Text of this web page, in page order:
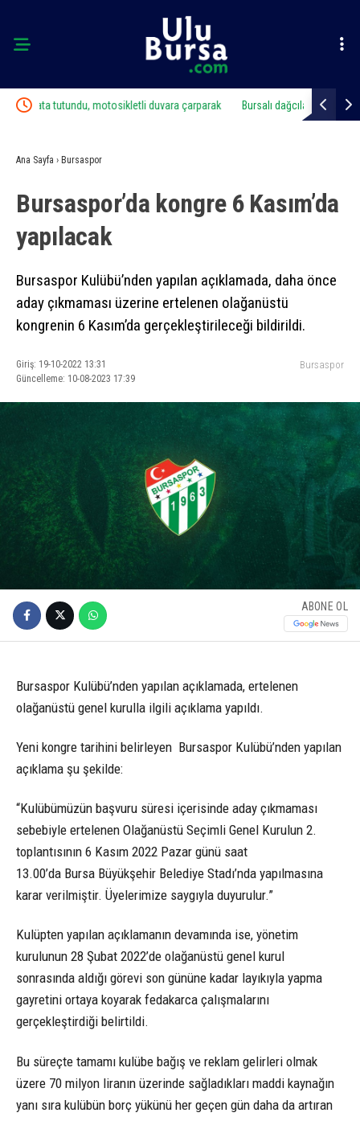
Bursalı dağcılardan Ağrı Dağı zirvesinde Bursaspor mesajı Başkan
Ana Sayfa › Bursaspor
Bursaspor’da kongre 6 Kasım’da
yapılacak
Bursaspor Kulübü’nden yapılan açıklamada, daha önce
aday çıkmaması üzerine ertelenen olağanüstü
kongrenin 6 Kasım’da gerçekleştirileceği bildirildi.
Giriş: 19-10-2022 13:31
Güncelleme: 10-08-2023 17:39
Bursaspor
ABONE OL
Bursaspor Kulübü’nden yapılan açıklamada, ertelenen
olağanüstü genel kurulla ilgili açıklama yapıldı.
Yeni kongre tarihini belirleyen Bursaspor Kulübü’nden yapılan
açıklama şu şekilde:
“Kulübümüzün başvuru süresi içerisinde aday çıkmaması
sebebiyle ertelenen Olağanüstü Seçimli Genel Kurulun 2.
toplantısının 6 Kasım 2022 Pazar günü saat
13.00’da Bursa Büyükşehir Belediye Stadı’nda yapılmasına
karar verilmiştir. Üyelerimize saygıyla duyurulur.”
Kulüpten yapılan açıklamanın devamında ise, yönetim
kurulunun 28 Şubat 2022’de olağanüstü genel kurul
sonrasında aldığı görevi son gününe kadar layıkıyla yapma
gayretini ortaya koyarak fedakarca çalışmalarını
gerçekleştirdiği belirtildi.
Bu süreçte tamamı kulübe bağış ve reklam gelirleri olmak
üzere 70 milyon liranın üzerinde sağladıkları maddi kaynağın
yanı sıra kulübün borç yükünü her geçen gün daha da artıran